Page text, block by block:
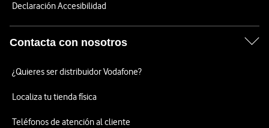
Declaración Accesibilidad
Contacta con nosotros
¿Quieres ser distribuidor Vodafone?
Localiza tu tienda física
Teléfonos de atención al cliente